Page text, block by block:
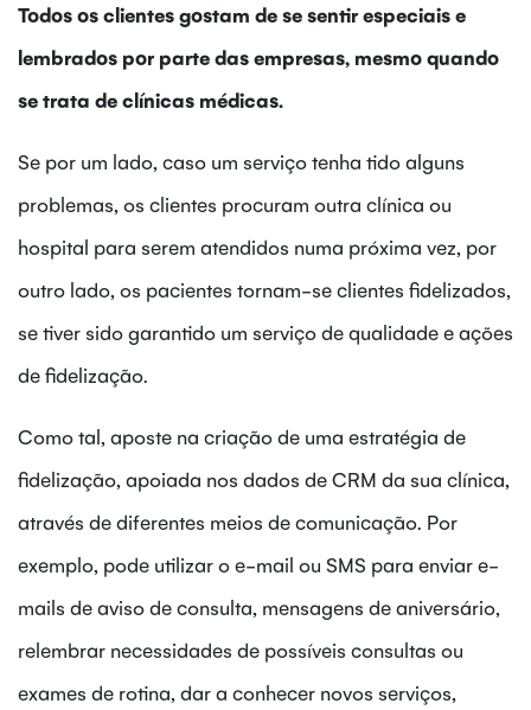
Todos os clientes gostam de se sentir especiais e
lembrados por parte das empresas, mesmo quando
se trata de clínicas médicas.
Se por um lado, caso um serviço tenha tido alguns
problemas, os clientes procuram outra clínica ou
hospital para serem atendidos numa próxima vez, por
outro lado, os pacientes tornam-se clientes fidelizados,
se tiver sido garantido um serviço de qualidade e ações
de fidelização.
Como tal, aposte na criação de uma estratégia de
fidelização, apoiada nos dados de CRM da sua clínica,
através de diferentes meios de comunicação. Por
exemplo, pode utilizar o e-mail ou SMS para enviar e-
mails de aviso de consulta, mensagens de aniversário,
relembrar necessidades de possíveis consultas ou
exames de rotina, dar a conhecer novos serviços,